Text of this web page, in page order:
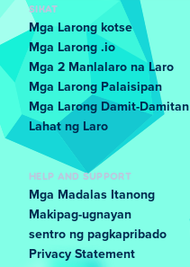
SIKAT
Mga Larong kotse
Mga Larong .io
Mga 2 Manlalaro na Laro
Mga Larong Palaisipan
Mga Larong Damit-Damitan
Lahat ng Laro
HELP AND SUPPORT
Mga Madalas Itanong
Makipag-ugnayan
sentro ng pagkapribado
Privacy Statement